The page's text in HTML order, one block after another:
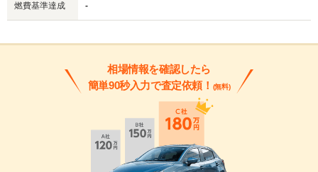
燃費基準達成 -
相場情報を確認したら
簡単90秒入力で査定依頼！ (無料)